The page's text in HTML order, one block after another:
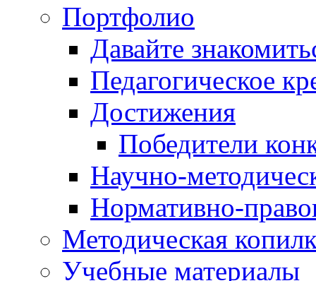
Портфолио
Давайте
Педагогическое
Достижения
Победители
Научно-
Нормативно-
Методическая
Учебные материалы